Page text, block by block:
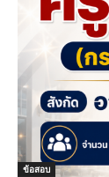
ข้อสอบ